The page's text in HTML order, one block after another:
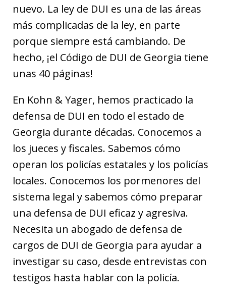
nuevo. La ley de DUI es una de las áreas
más complicadas de la ley, en parte
porque siempre está cambiando. De
hecho, ¡el Código de DUI de Georgia tiene
unas 40 páginas!
En Kohn & Yager, hemos practicado la
defensa de DUI en todo el estado de
Georgia durante décadas. Conocemos a
los jueces y fiscales. Sabemos cómo
operan los policías estatales y los policías
locales. Conocemos los pormenores del
sistema legal y sabemos cómo preparar
una defensa de DUI eficaz y agresiva.
Necesita un abogado de defensa de
cargos de DUI de Georgia para ayudar a
investigar su caso, desde entrevistas con
testigos hasta hablar con la policía.